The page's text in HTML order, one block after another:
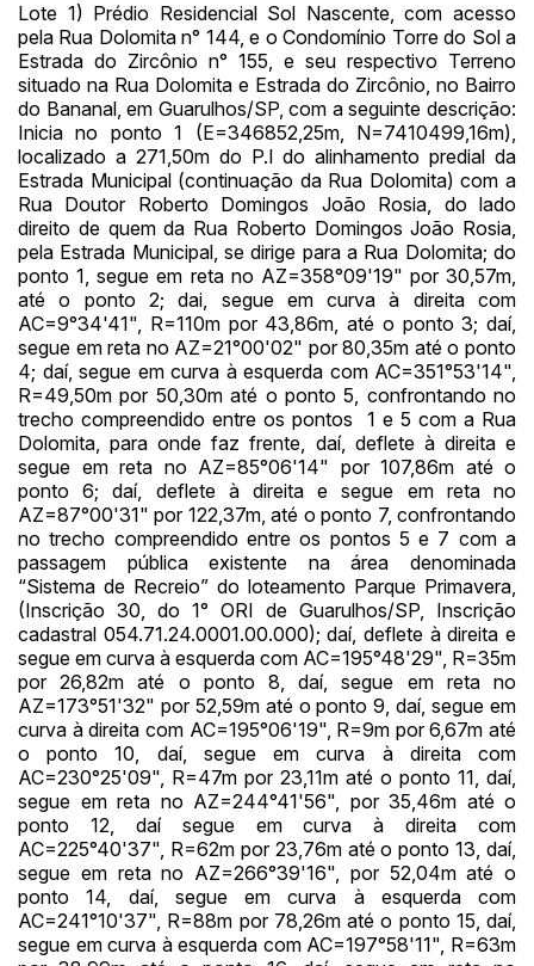
Lote 1) Prédio Residencial Sol Nascente, com acesso
pela Rua Dolomita n° 144, e o Condomínio Torre do Sol a
Estrada do Zircônio n° 155, e seu respectivo Terreno
situado na Rua Dolomita e Estrada do Zircônio, no Bairro
do Bananal, em Guarulhos/SP, com a seguinte descrição:
Inicia no ponto 1 (E=346852,25m, N=7410499,16m),
localizado a 271,50m do P.I do alinhamento predial da
Estrada Municipal (continuação da Rua Dolomita) com a
Rua Doutor Roberto Domingos João Rosia, do lado
direito de quem da Rua Roberto Domingos João Rosia,
pela Estrada Municipal, se dirige para a Rua Dolomita; do
ponto 1, segue em reta no AZ=358°09'19" por 30,57m,
até o ponto 2; dai, segue em curva à direita com
AC=9°34'41", R=110m por 43,86m, até o ponto 3; daí,
segue em reta no AZ=21°00'02" por 80,35m até o ponto
4; daí, segue em curva à esquerda com AC=351°53'14",
R=49,50m por 50,30m até o ponto 5, confrontando no
trecho compreendido entre os pontos 1 e 5 com a Rua
Dolomita, para onde faz frente, daí, deflete à direita e
segue em reta no AZ=85°06'14" por 107,86m até o
ponto 6; daí, deflete à direita e segue em reta no
AZ=87°00'31" por 122,37m, até o ponto 7, confrontando
no trecho compreendido entre os pontos 5 e 7 com a
passagem pública existente na área denominada
“Sistema de Recreio” do loteamento Parque Primavera,
(Inscrição 30, do 1° ORI de Guarulhos/SP, Inscrição
cadastral 054.71.24.0001.00.000); daí, deflete à direita e
segue em curva à esquerda com AC=195°48'29", R=35m
por 26,82m até o ponto 8, daí, segue em reta no
AZ=173°51'32" por 52,59m até o ponto 9, daí, segue em
curva à direita com AC=195°06'19", R=9m por 6,67m até
o ponto 10, daí, segue em curva à direita com
AC=230°25'09", R=47m por 23,11m até o ponto 11, daí,
segue em reta no AZ=244°41'56", por 35,46m até o
ponto 12, daí segue em curva à direita com
AC=225°40'37", R=62m por 23,76m até o ponto 13, daí,
segue em reta no AZ=266°39'16", por 52,04m até o
ponto 14, daí, segue em curva à esquerda com
AC=241°10'37", R=88m por 78,26m até o ponto 15, daí,
segue em curva à esquerda com AC=197°58'11", R=63m